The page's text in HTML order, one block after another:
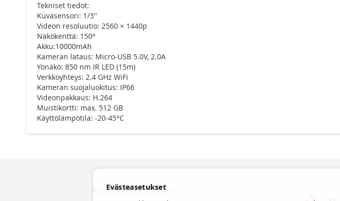
Tekniset tiedot:
Kuvasensori: 1/3''
Videon resoluutio: 2560 × 1440p
Näkökenttä: 150°
Akku:10000mAh
Kameran lataus: Micro-USB 5.0V, 2.0A
Yönäkö: 850 nm IR LED (15m)
Verkkoyhteys: 2.4 GHz WiFi
Kameran suojaluokitus: IP66
Videonpakkaus: H.264
Muistikortti: max. 512 GB
Käyttölämpötila: -20-45°C
Yksityisyys ja evästeet
Evästeasetukset